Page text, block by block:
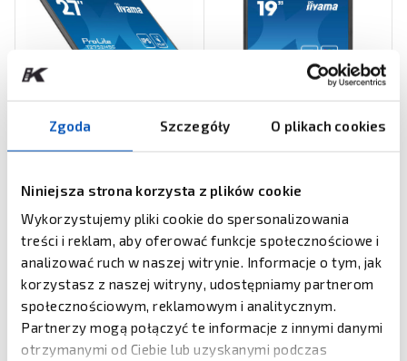
Zgoda Szczegóły O plikach cookies
Niniejsza strona korzysta z plików cookie
Wykorzystujemy pliki cookie do spersonalizowania
treści i reklam, aby oferować funkcje społecznościowe i
analizować ruch w naszej witrynie. Informacje o tym, jak
korzystasz z naszej witryny, udostępniamy partnerom
społecznościowym, reklamowym i analitycznym.
Partnerzy mogą połączyć te informacje z innymi danymi
otrzymanymi od Ciebie lub uzyskanymi podczas
IIYAMA
ZOBACZ PRODUKT
IIYAMA
ProLite B1980S-B1
ZOBACZ PRODUKT